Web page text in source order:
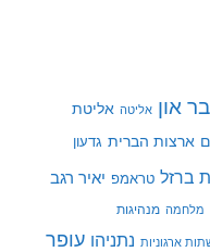
און אליטה אליטת
ארצות הברית גדעון
ברזל טראמפ יאיר רגב
מלחמה מנהיגות
ארגוניות נתניהו עופר